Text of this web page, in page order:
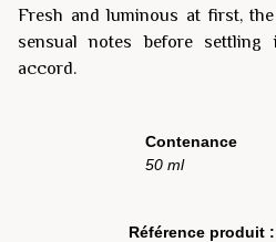
Fresh and luminous at first,
sensual notes before settling
accord.
Contenance
50 ml
Référence produit :